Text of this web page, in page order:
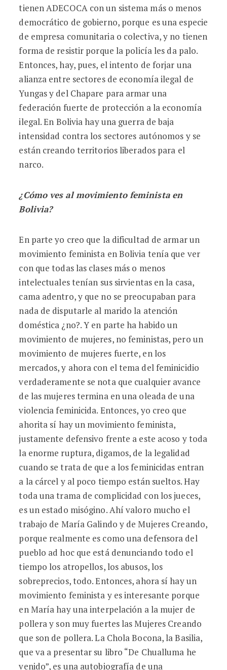
tienen ADECOCA con un sistema más o menos
democrático de gobierno, porque es una especie
de empresa comunitaria o colectiva, y no tienen
forma de resistir porque la policía les da palo.
Entonces, hay, pues, el intento de forjar una
alianza entre sectores de economía ilegal de
Yungas y del Chapare para armar una
federación fuerte de protección a la economía
ilegal. En Bolivia hay una guerra de baja
intensidad contra los sectores autónomos y se
están creando territorios liberados para el
narco.
¿Cómo ves al movimiento feminista en
Bolivia?
En parte yo creo que la dificultad de armar un
movimiento feminista en Bolivia tenía que ver
con que todas las clases más o menos
intelectuales tenían sus sirvientas en la casa,
cama adentro, y que no se preocupaban para
nada de disputarle al marido la atención
doméstica ¿no?. Y en parte ha habido un
movimiento de mujeres, no feministas, pero un
movimiento de mujeres fuerte, en los
mercados, y ahora con el tema del feminicidio
verdaderamente se nota que cualquier avance
de las mujeres termina en una oleada de una
violencia feminicida. Entonces, yo creo que
ahorita sí hay un movimiento feminista,
justamente defensivo frente a este acoso y toda
la enorme ruptura, digamos, de la legalidad
cuando se trata de que a los feminicidas entran
a la cárcel y al poco tiempo están sueltos. Hay
toda una trama de complicidad con los jueces,
es un estado misógino. Ahí valoro mucho el
trabajo de María Galindo y de Mujeres Creando,
porque realmente es como una defensora del
pueblo ad hoc que está denunciando todo el
tiempo los atropellos, los abusos, los
sobreprecios, todo. Entonces, ahora sí hay un
movimiento feminista y es interesante porque
en María hay una interpelación a la mujer de
pollera y son muy fuertes las Mujeres Creando
que son de pollera. La Chola Bocona, la Basilia,
que va a presentar su libro “De Chualluma he
venido”, es una autobiografía de una